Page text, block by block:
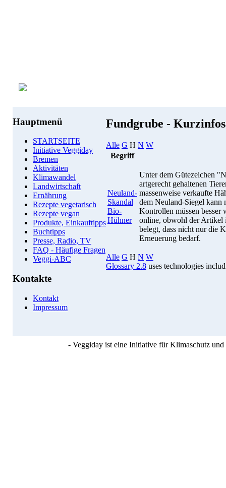
Hauptmenü
STARTSEITE
Initiative Veggiday
Bremen
Aktivitäten
Klimawandel
Landwirtschaft
Ernährung
Rezepte vegetarisch
Rezepte vegan
Produkte, Einkauftipps
Buchtipps
Presse, Radio, TV
FAQ - Häufige Fragen
Veggi-ABC
Kontakte
Kontakt
Impressum
Fundgrube -
Alle G H N W
Begriff
Neuland-
Skandal
Bio-
Hühner
Unter dem Gütezeichen
artgerecht gehaltenen
massenweise verkaufte
dem Neuland-Siegel kann
Kontrollen müssen
online, obwohl der
belegt, dass nicht nur die
Erneuerung bedarf.
Alle G H N W
Glossary 2.8 uses technologies
- Veggiday ist eine Initiative für Klimaschutz